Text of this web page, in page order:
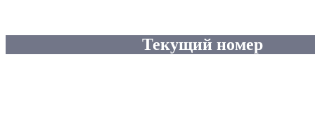
Текущий номер